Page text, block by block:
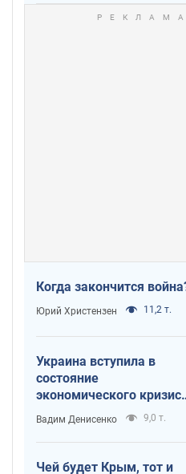
Когда закончится
Юрий Христензен 11,2 т.
Украина вступила в
состояние
экономического
Есть ли свет в конце
туннеля?
Вадим Денисенко 9,0 т.
Чей будет Крым, тот и